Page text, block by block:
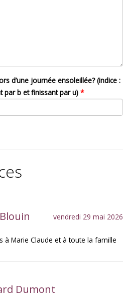
d’une journée ensoleillée? (indice :
par b et finissant par u) *
vendredi 29 mai 2026
à Marie Claude et à toute la famille
Dumont